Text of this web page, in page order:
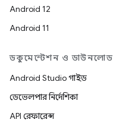
Android 12
Android 11
ডকুমেন্টেশন ও ডাউনলোড
Android Studio গাইড
ডেভেলপার নির্দেশিকা
API রেফারেন্স